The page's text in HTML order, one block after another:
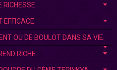
RICHESSE.
OU DE BOULOT DANS SA VIE.
RICHE.